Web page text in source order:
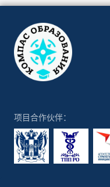
项目合作伙伴：